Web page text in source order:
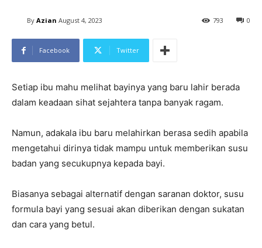
By Azian August 4, 2023 0
793
Facebook Twitter
Setiap ibu mahu melihat bayinya yang baru lahir berada
dalam keadaan sihat sejahtera tanpa banyak ragam.
Namun, adakala ibu baru melahirkan berasa sedih apabila
mengetahui dirinya tidak mampu untuk memberikan susu
badan yang secukupnya kepada bayi.
Biasanya sebagai alternatif dengan saranan doktor, susu
formula bayi yang sesuai akan diberikan dengan sukatan
dan cara yang betul.